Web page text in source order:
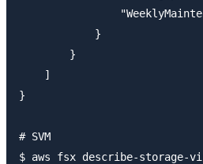
            }
        }
    ]
}
# SVM
$ aws fsx describe-storage-